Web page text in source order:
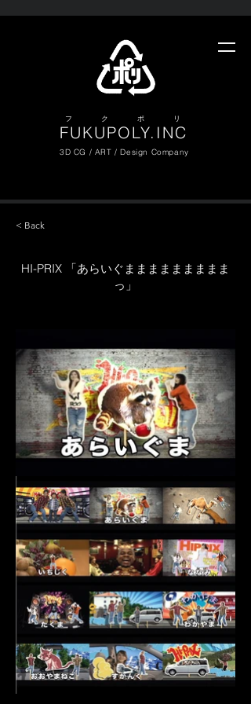
​フ ク ポ リ
FUKUPOLY.INC
3D CG / ART / Design Company
< Back
HI-PRIX 「あらいぐままままままままま
っ」